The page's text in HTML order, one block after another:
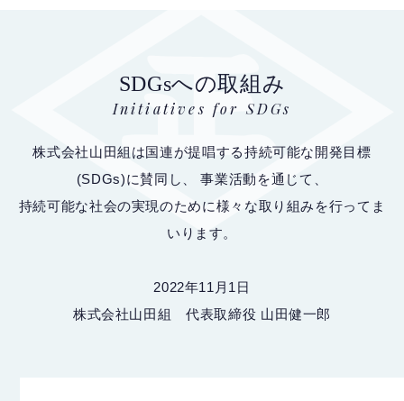
SDGsへの取組み
Initiatives for SDGs
株式会社山田組は国連が提唱する持続可能な開発目標
(SDGs)に賛同し、
事業活動を通じて、
持続可能な社会の実現のために様々な取り組みを行ってま
いります。
2022年11月1日
株式会社山田組 代表取締役 山田健一郎